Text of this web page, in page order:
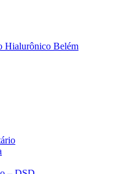
Hialurônico Belém